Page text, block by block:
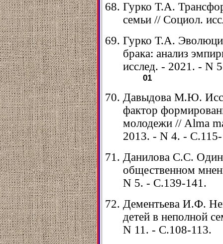
Гурко Т.А.
семьи // Социол.
Гурко Т.А.
брака: анализ
исслед. - 2021. - N
01
Давыдова М.Ю.
фактор
молодежи // Alma
2013. - N 4. -
Данилова С.С.
общественном
N 5. - С.139-141.
Дементьева И.Ф.
детей в неполной
N 11. - С.108-113.